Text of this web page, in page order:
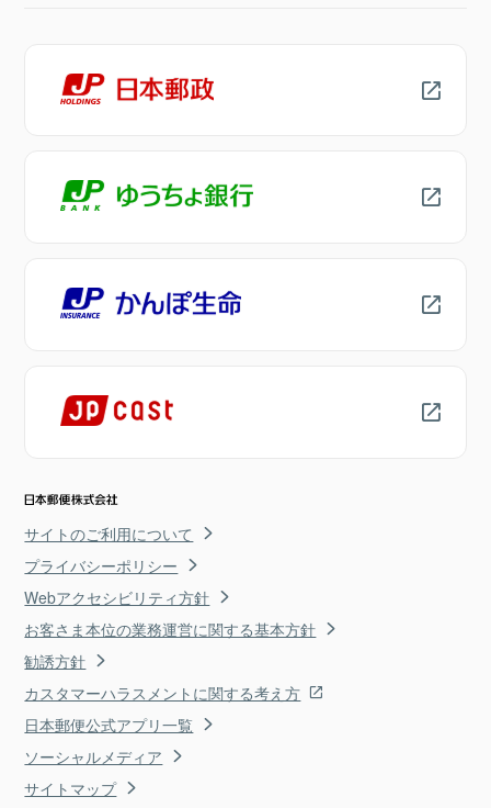
サイトのご利用について
プライバシーポリシー
Webアクセシビリティ方針
お客さま本位の業務運営に関する基本方針
勧誘方針
カスタマーハラスメントに関する考え方
日本郵便公式アプリ一覧
ソーシャルメディア
サイトマップ